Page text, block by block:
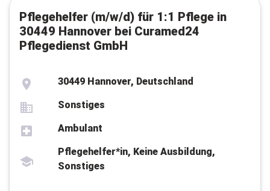
Pflegehelfer (m/w/d) für 1:1 Pflege in
30449 Hannover bei Curamed24
Pflegedienst GmbH
30449 Hannover, Deutschland
Sonstiges
Ambulant
Pflegehelfer*in, Keine Ausbildung,
Sonstiges